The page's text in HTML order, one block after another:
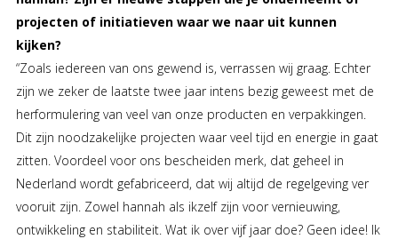
projecten of initiatieven waar we naar uit kunnen
kijken?
“Zoals iedereen van ons gewend is, verrassen wij graag. Echter
zijn we zeker de laatste twee jaar intens bezig geweest met de
herformulering van veel van onze producten en verpakkingen.
Dit zijn noodzakelijke projecten waar veel tijd en energie in gaat
zitten. Voordeel voor ons bescheiden merk, dat geheel in
Nederland wordt gefabriceerd, dat wij altijd de regelgeving ver
vooruit zijn. Zowel hannah als ikzelf zijn voor vernieuwing,
ontwikkeling en stabiliteit. Wat ik over vijf jaar doe? Geen idee! Ik